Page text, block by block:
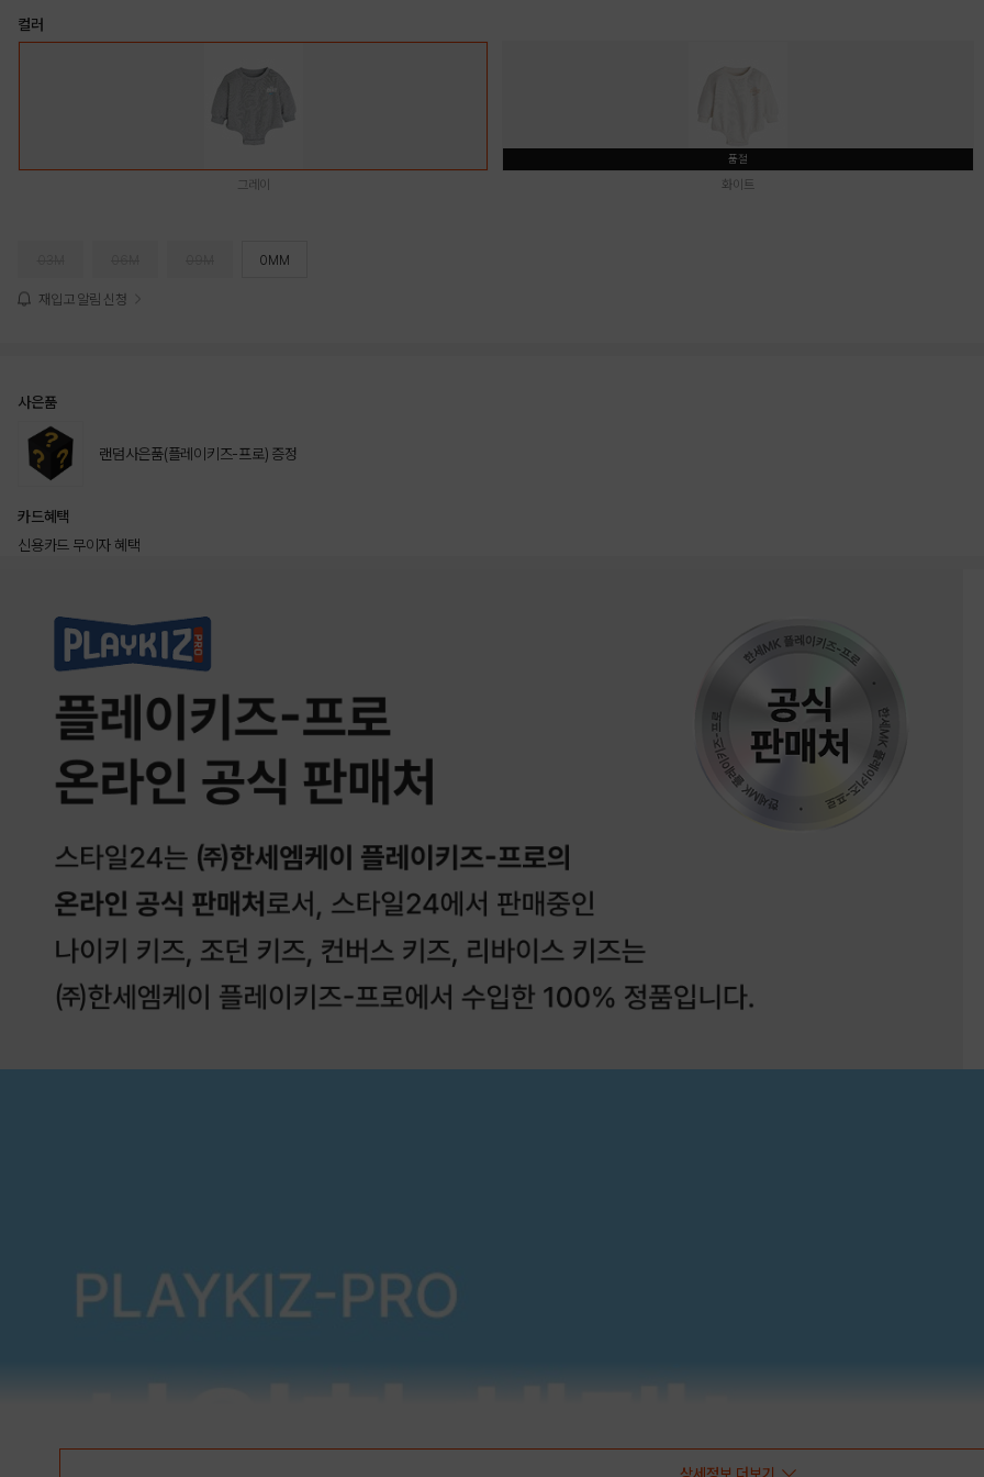
컬러
그레이
품절
화이트
0MM
재입고 알림 신청
사은품
랜덤사은품(플레이키즈-프로) 증정
카드혜택
신용카드 무이자 혜택